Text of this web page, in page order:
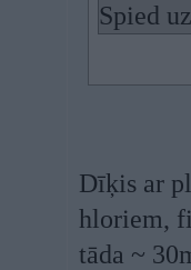
Spied
Dīķis ar
hloriem,
tāda ~